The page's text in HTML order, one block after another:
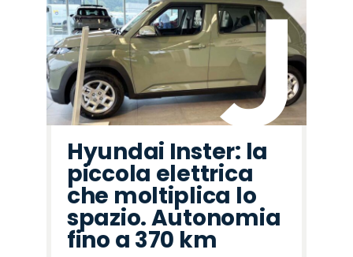
Hyundai Inster: la
piccola elettrica
che moltiplica lo
spazio. Autonomia
fino a 370 km